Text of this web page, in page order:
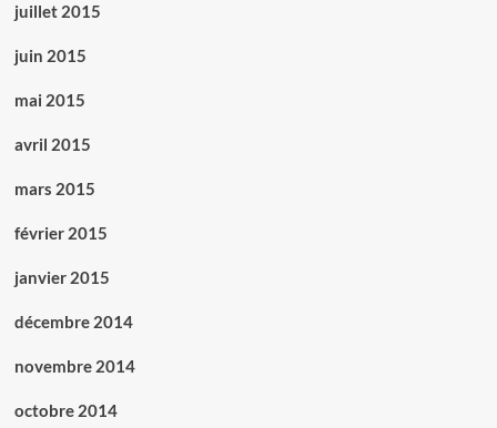
juillet 2015
juin 2015
mai 2015
avril 2015
mars 2015
février 2015
janvier 2015
décembre 2014
novembre 2014
octobre 2014